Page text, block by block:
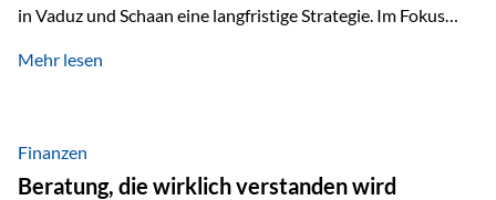
in Vaduz und Schaan eine langfristige Strategie. Im Fokus
Marktzugang Liechtenstein hat sich in den letzten Jahren zu
verfügbaren Kennzahlen (Stand Ende 2024, veröffentlicht
2025/2026)…
Mehr lesen
Finanzen
Beratung, die wirklich verstanden wird